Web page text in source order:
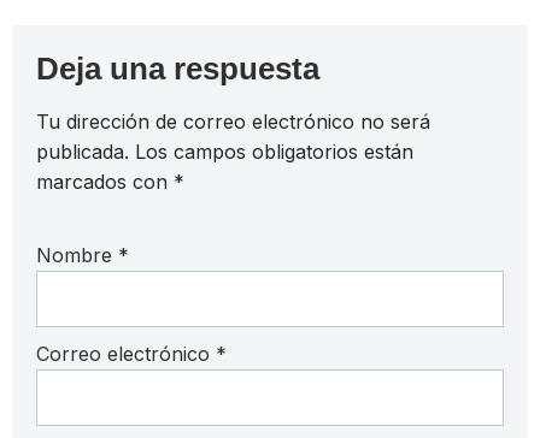
Deja una respuesta
Tu dirección de correo electrónico no será
publicada. Los campos obligatorios están
marcados con *
Nombre *
Correo electrónico *